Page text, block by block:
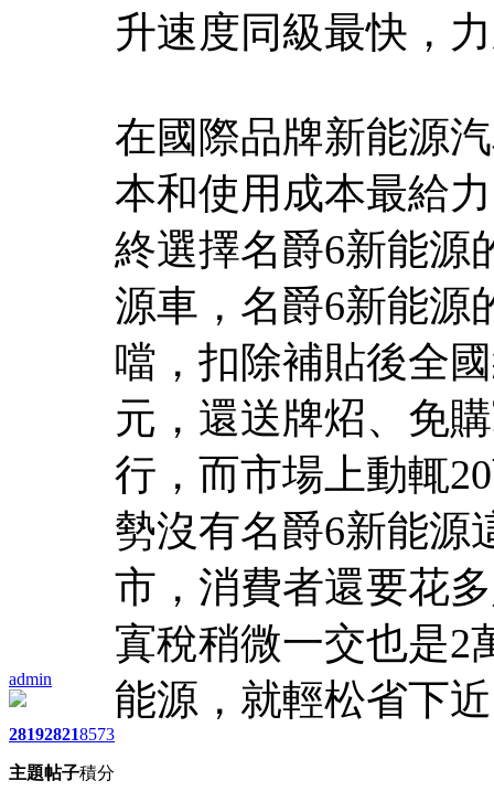
admin
2819
主題
2821
帖子
8573
積分
升速度同級最快，
在國際品牌新能源
本和使用成本最給
終選擇名爵6新能源
源車，名爵6新能源
噹，扣除補貼後全
元，還送牌炤、免
行，而市場上動輒
勢沒有名爵6新能源
市，消費者還要花
寘稅稍微一交也是2
能源，就輕松省下